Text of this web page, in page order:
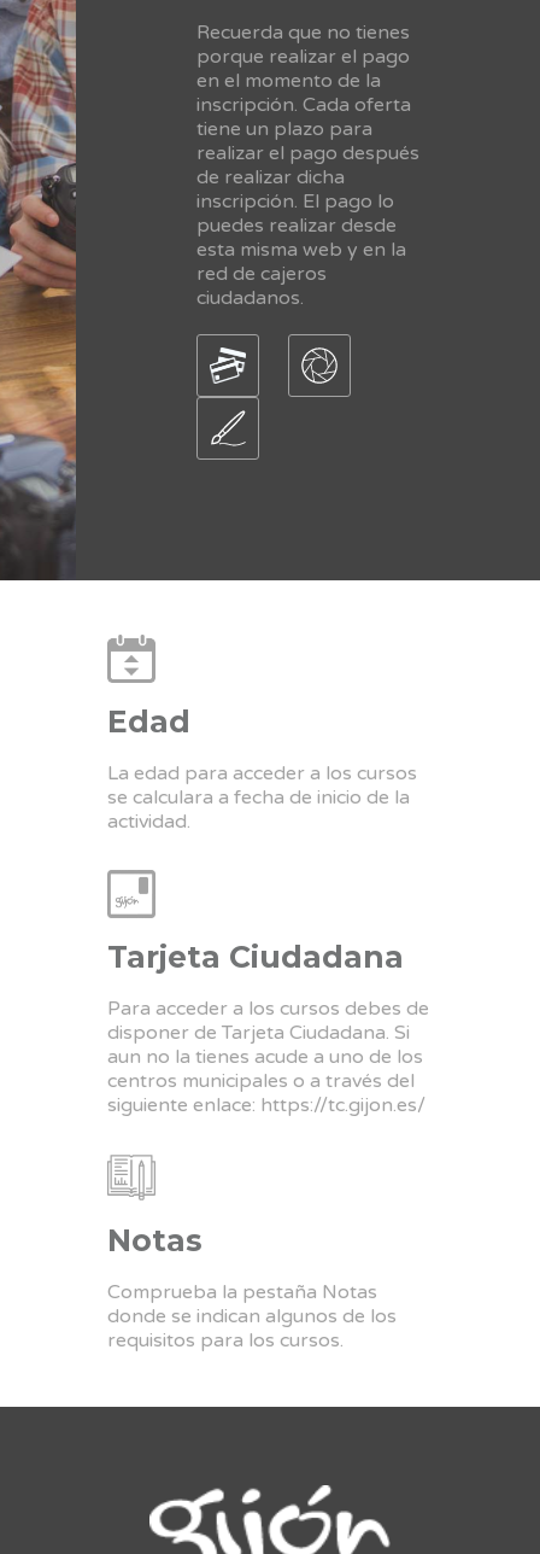
Recuerda que no tienes
porque realizar el pago
en el momento de la
inscripción. Cada oferta
tiene un plazo para
realizar el pago después
de realizar dicha
inscripción. El pago lo
puedes realizar desde
esta misma web y en la
red de cajeros
ciudadanos.
Edad
La edad para acceder a los cursos
se calculara a fecha de inicio de la
actividad.
Tarjeta Ciudadana
Para acceder a los cursos debes de
disponer de Tarjeta Ciudadana. Si
aun no la tienes acude a uno de los
centros municipales o a través del
siguiente enlace: https://tc.gijon.es/
Notas
Comprueba la pestaña Notas
donde se indican algunos de los
requisitos para los cursos.